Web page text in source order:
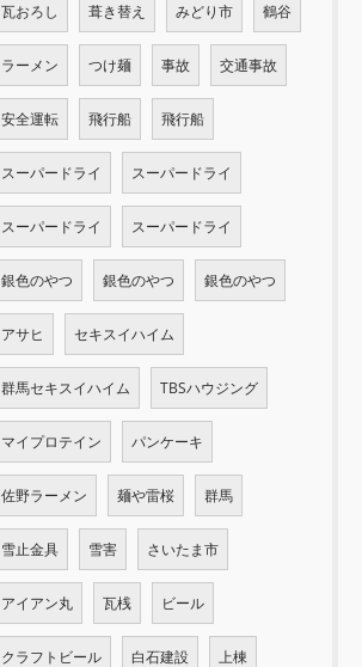
瓦おろし 葺き替え みどり市 鶴谷
ラーメン つけ麺 事故 交通事故
安全運転 飛行船 飛行船
スーパードライ スーパードライ
スーパードライ スーパードライ
銀色のやつ 銀色のやつ 銀色のやつ
アサヒ セキスイハイム
群馬セキスイハイム TBSハウジング
マイプロテイン パンケーキ
佐野ラーメン 麺や雷桜 群馬
雪止金具 雪害 さいたま市
アイアン丸 瓦桟 ビール
クラフトビール 白石建設 上棟